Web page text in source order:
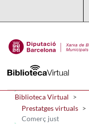
Biblioteca Virtual
Prestatges virtuals
Comerç just